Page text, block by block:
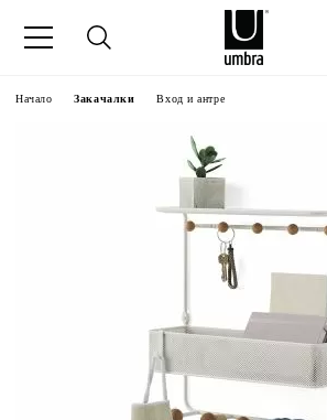
Начало Закачалки Вход и антре